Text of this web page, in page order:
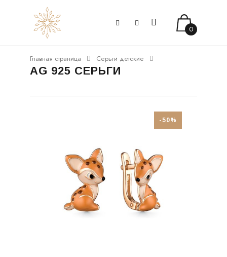
0
Главная страница Серьги детские
AG 925 СЕРЬГИ
-50%